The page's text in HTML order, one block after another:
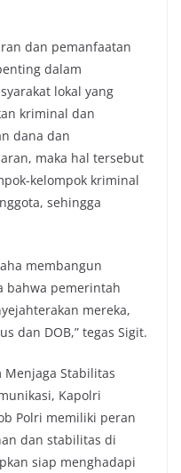
dan pemanfaatan
dalam
lokal yang
kriminal dan
dana dan
maka hal tersebut
kelompok kriminal
sehingga
membangun
bahwa pemerintah
mereka,
dan DOB,” tegas Sigit.
Menjaga Stabilitas
Kapolri
Polri memiliki peran
dan stabilitas di
siap menghadapi